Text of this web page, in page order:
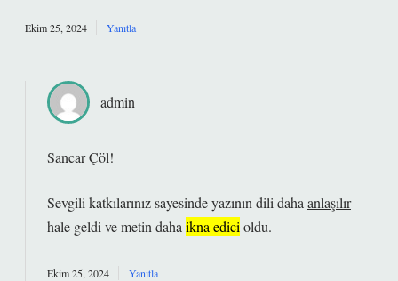
Ekim 25, 2024 Yanıtla
admin
Sancar Çöl!
Sevgili katkılarınız sayesinde yazının dili daha anlaşılır
hale geldi ve metin daha ikna edici oldu.
Ekim 25, 2024 Yanıtla